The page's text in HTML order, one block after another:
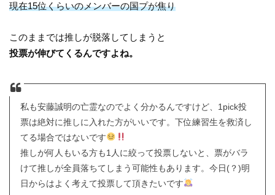
現在15位くらいのメンバーの国プが焦り
このままでは推しが脱落してしまうと
投票が伸びてくるんですよね。
私も安藤誠明の亡霊なのでよく分かるんですけど、1pick投
票は絶対に推しに入れた方がいいです。下位練習生を救済し
てる場合ではないです
推しが何人もいる方も1人に絞って投票しないと、票がバラ
けて推しが全員落ちてしまう可能性もあります。今日(？)明
日からはよく考えて投票して頂きたいです